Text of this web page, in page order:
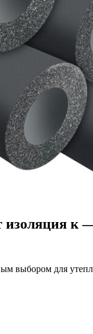
изоляция к
выбором для